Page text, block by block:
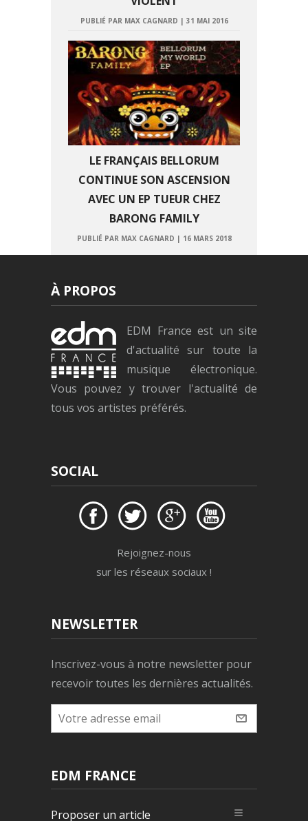
PUBLIÉ PAR MAX CAGNARD | 31 MAI 2016
LE FRANÇAIS BELLORUM
CONTINUE SON ASCENSION
AVEC UN EP TUEUR CHEZ
BARONG FAMILY
PUBLIÉ PAR MAX CAGNARD | 16 MARS 2018
À PROPOS
EDM France est un site
d'actualité sur toute la
musique électronique.
Vous pouvez y trouver l'actualité de
tous vos artistes préférés.
SOCIAL
Rejoignez-nous
sur les réseaux sociaux !
NEWSLETTER
Inscrivez-vous à notre newsletter pour
recevoir toutes les dernières actualités.
EDM FRANCE
Proposer un article